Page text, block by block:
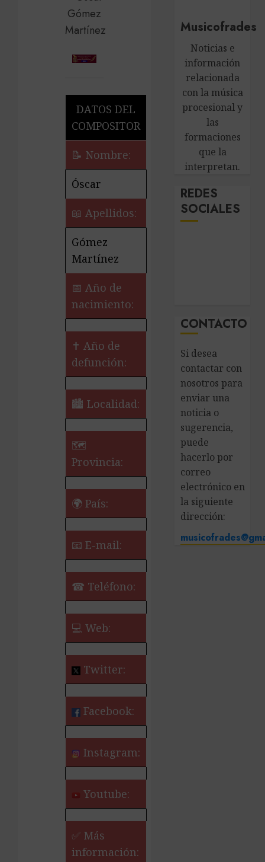
DATOS DEL
COMPOSITOR
📝 Nombre:
Óscar
📖 Apellidos:
Gómez
Martínez
📅 Año de
nacimiento:
✝ Año de
defunción:
🏙️ Localidad:
🗺
Provincia:
🌍 País:
📧 E-mail:
☎ Teléfono:
💻 Web:
Twitter:
Facebook:
Instagram:
Youtube:
✅ Más
información:
Musicofrades
Noticias e
información
relacionada
con la música
procesional y
las
formaciones
que la
interpretan.
REDES
SOCIALES
CONTACTO
Si desea
contactar con
nosotros para
enviar una
noticia o
sugerencia,
puede
hacerlo por
correo
electrónico en
la siguiente
dirección: